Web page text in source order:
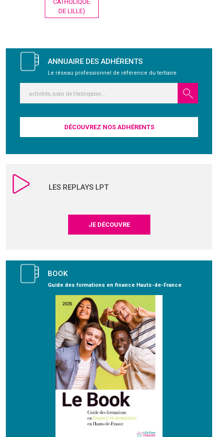
GRAVITY
NOUS REJOINDRE
CATHOLIQUE
DE LILLE)
ANNUAIRE DES ADHÉRENTS
Le réseau professionnel de référence du tertiaire
DÉCOUVREZ NOS ADHÉRENTS
LES REPLAYS LPT
JE DÉCOUVRE
BOOK
Guide des formations en finance Hauts-de-France